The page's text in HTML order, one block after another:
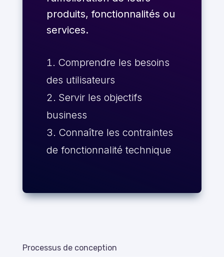
produits, fonctionnalités ou
services.
Comprendre les besoins
des utilisateurs
Servir les objectifs
business
Connaître les contraintes
de fonctionnalité technique
Processus de conception